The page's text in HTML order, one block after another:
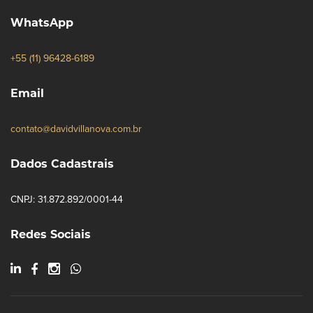
WhatsApp
+55 (11) 96428-6189
Email
contato@davidvillanova.com.br
Dados Cadastrais
CNPJ: 31.872.892/0001-44
Redes Sociais